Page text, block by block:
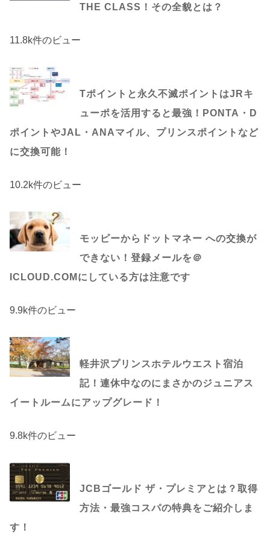
THE CLASS！その全貌とは？
11.8k件のビュー
Tポイントと永久不滅ポイントはJRキ
ューポを活用すると最強！PONTA・D
ポイントやJAL・ANAマイル、プリンスポイントなど
に交換可能！
10.2k件のビュー
モッピーからドットマネー への交換が
できない！登録メールを＠
ICLOUD.COMにしている方は注意です
9.9k件のビュー
軽井沢プリンスホテルウエスト宿泊
記！連休中なのにまさかのジュニアス
イートルームにアップグレード！
9.8k件のビュー
JCBゴールド ザ・プレミアとは？取得
方法・最強コスパの特典をご紹介しま
す！